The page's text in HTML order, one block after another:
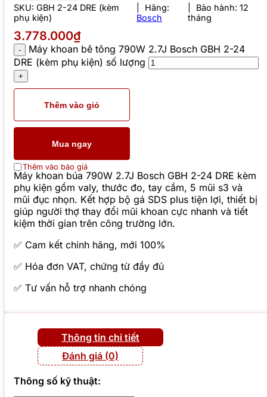
SKU: GBH 2-24 DRE (kèm
phụ kiện)
Hãng:
Bosch
Bảo hành: 12
tháng
3.778.000₫
Máy khoan bê tông 790W 2.7J Bosch GBH 2-24
DRE (kèm phụ kiện) số lượng
Thêm vào giỏ
Mua ngay
Thêm vào báo giá
Máy khoan búa 790W 2.7J Bosch GBH 2-24 DRE kèm
phụ kiện gồm valy, thước đo, tay cầm, 5 mũi s3 và
mũi đục nhọn. Kết hợp bộ gá SDS plus tiện lợi, thiết bị
giúp người thợ thay đổi mũi khoan cực nhanh và tiết
kiệm thời gian trên công trường lớn.
✅ Cam kết chính hãng, mới 100%
✅ Hóa đơn VAT, chứng từ đầy đủ
✅ Tư vấn hỗ trợ nhanh chóng
Thông tin chi tiết
Đánh giá (0)
Thông số kỹ thuật: